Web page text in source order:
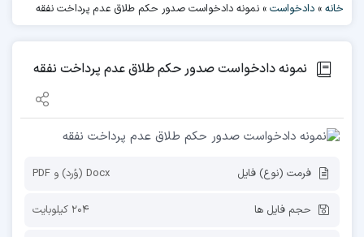
خانه » دادخواست » نمونه دادخواست صدور حکم طلاق عدم پرداخت نفقه
نمونه دادخواست صدور حکم طلاق عدم پرداخت نفقه
فرمت (نوع) فایل Docx (وُرد) و PDF
حجم فایل ها 204 کیلوبایت